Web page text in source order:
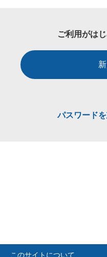
ご利用がは
パスワード
このサイトについて